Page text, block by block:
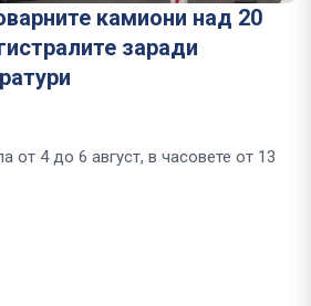
камиони над 20
заради
от 4 до 6 август, в часовете от 13